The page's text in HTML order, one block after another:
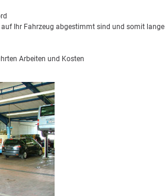
Ihr Fahrzeug abgestimmt sind und somit lange
Arbeiten und Kosten